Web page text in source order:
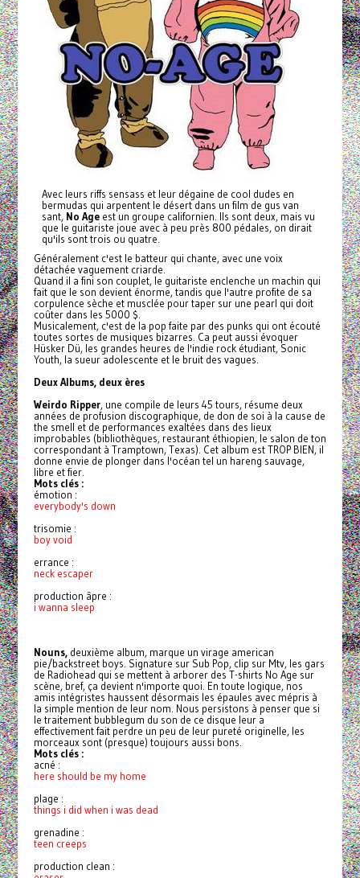
Avec leurs riffs sensass et leur dégaine de cool dudes en
bermudas qui arpentent le désert dans un film de gus van
sant, No Ageest un groupe californien. Ils sont deux, mais vu
que le guitariste joue avec à peu près 800 pédales, on dirait
qu'ils sont trois ou quatre.
Généralement c'est le batteur qui chante, avec une voix
détachée vaguement criarde.
Quand il a fini son couplet, le guitariste enclenche un machin qui
fait que le son devient énorme, tandis que l'autre profite de sa
corpulence sèche et musclée pour taper sur une pearl qui doit
coûter dans les 5000 $.
Musicalement, c'est de la pop faite par des punks qui ont écouté
toutes sortes de musiques bizarres. Ca peut aussi évoquer
Hüsker Dü, les grandes heures de l'indie rock étudiant, Sonic
Youth, la sueur adolescente et le bruit des vagues.
Deux Albums, deux ères
Weirdo Ripper, une compile de leurs 45 tours, résume deux
années de profusion discographique, de don de soi à la cause de
the smell et de performances exaltées dans des lieux
improbables (bibliothèques, restaurant éthiopien, le salon de ton
correspondant à Tramptown, Texas). Cet album est TROP BIEN, il
donne envie de plonger dans l'océan tel un hareng sauvage,
libre et fier.
Mots clés :
émotion :
everybody's down
trisomie :
boy void
errance :
neck escaper
production âpre :
i wanna sleep
Nouns,deuxième album, marque un virage american
pie/backstreet boys. Signature sur Sub Pop, clip sur Mtv, les gars
de Radiohead qui se mettent à arborer des T-shirts No Age sur
scène, bref, ça devient n'importe quoi. En toute logique, nos
amis intégristes haussent désormais les épaules avec mépris à
la simple mention de leur nom. Nous persistons à penser que si
le traitement bubblegum du son de ce disque leur a
effectivement fait perdre un peu de leur pureté originelle, les
morceaux sont (presque) toujours aussi bons.
Mots clés :
acné :
here should be my home
plage :
things i did when i was dead
grenadine :
teen creeps
production clean :